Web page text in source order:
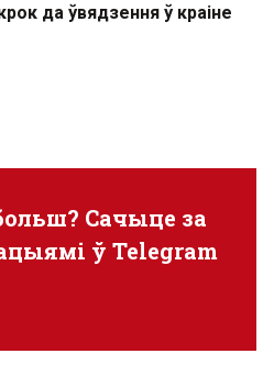
да ўвядзення ў краіне
Сачыце за
ў Telegram